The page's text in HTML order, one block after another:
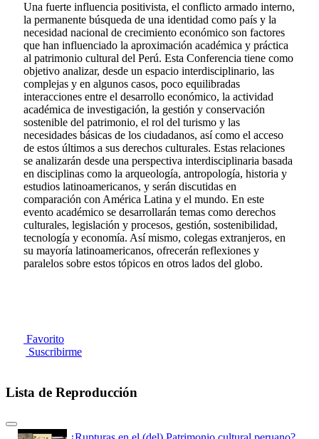
Una fuerte influencia positivista, el conflicto armado interno,
la permanente búsqueda de una identidad como país y la
necesidad nacional de crecimiento económico son factores
que han influenciado la aproximación académica y práctica
al patrimonio cultural del Perú. Esta Conferencia tiene como
objetivo analizar, desde un espacio interdisciplinario, las
complejas y en algunos casos, poco equilibradas
interacciones entre el desarrollo económico, la actividad
académica de investigación, la gestión y conservación
sostenible del patrimonio, el rol del turismo y las
necesidades básicas de los ciudadanos, así como el acceso
de estos últimos a sus derechos culturales. Estas relaciones
se analizarán desde una perspectiva interdisciplinaria basada
en disciplinas como la arqueología, antropología, historia y
estudios latinoamericanos, y serán discutidas en
comparación con América Latina y el mundo. En este
evento académico se desarrollarán temas como derechos
culturales, legislación y procesos, gestión, sostenibilidad,
tecnología y economía. Así mismo, colegas extranjeros, en
su mayoría latinoamericanos, ofrecerán reflexiones y
paralelos sobre estos tópicos en otros lados del globo.
Favorito
Suscribirme
Lista de Reproducción